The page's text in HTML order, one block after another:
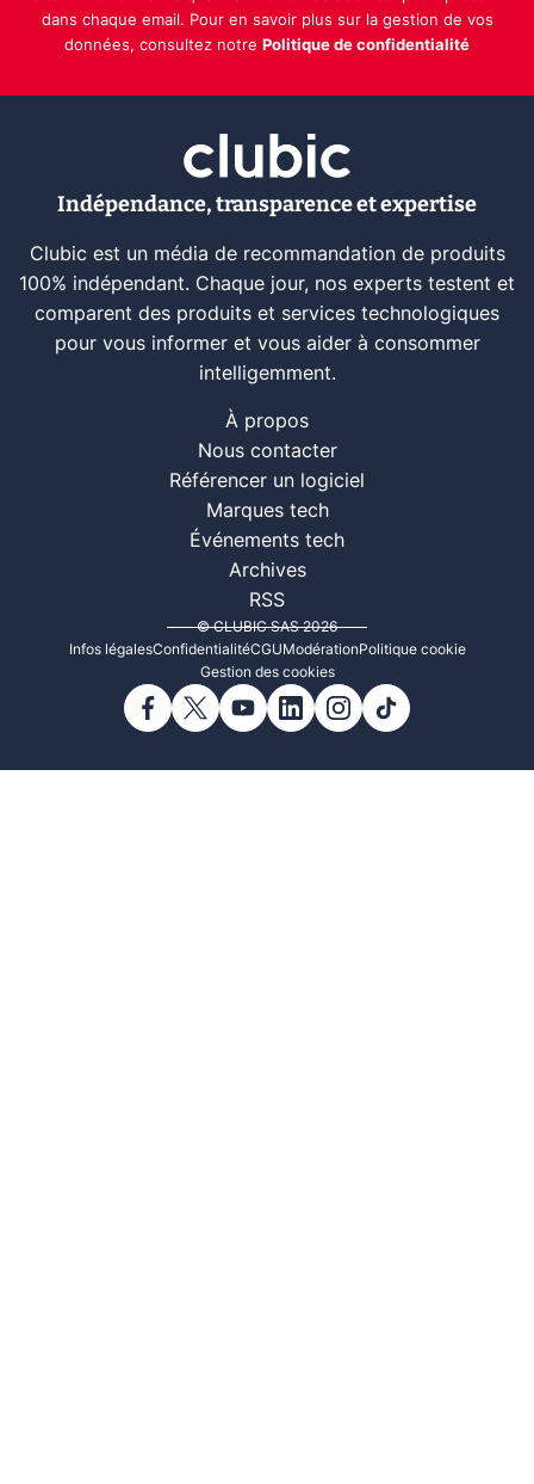
dans chaque email. Pour en savoir plus sur la gestion de vos
données, consultez notre Politique de confidentialité
Indépendance, transparence et expertise
Clubic est un média de recommandation de produits
100% indépendant. Chaque jour, nos experts testent et
comparent des produits et services technologiques
pour vous informer et vous aider à consommer
intelligemment.
À propos
Nous contacter
Référencer un logiciel
Marques tech
Événements tech
Archives
RSS
© CLUBIC SAS 2026
Infos légalesConfidentialitéCGUModérationPolitique cookie
Gestion des cookies